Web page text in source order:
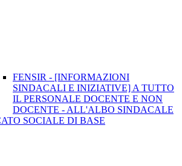
FENSIR - [INFORMAZIONI
SINDACALI E INIZIATIVE] A TUTTO
IL PERSONALE DOCENTE E NON
DOCENTE - ALL'ALBO SINDACALE
SOCIALE DI BASE